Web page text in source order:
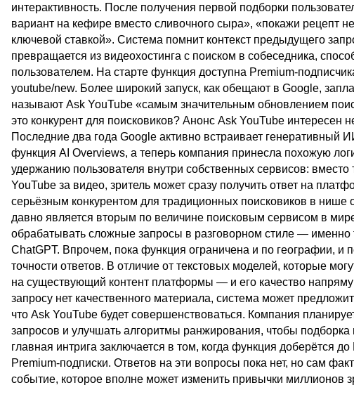
интерактивность. После получения первой подборки
вариант на кефире вместо сливочного сыра», «покажи рецепт
ключевой ставкой». Система помнит контекст предыдущего
превращается из видеохостинга с поиском в собеседника,
пользователем. На старте функция доступна Premium-
youtube/new. Более широкий запуск, как обещают в Google,
называют Ask YouTube «самым значительным обновлением
это конкурент для поисковиков? Анонс Ask YouTube интересен
Последние два года Google активно встраивает генеративный
функция AI Overviews, а теперь компания принесла похожую
удержанию пользователя внутри собственных сервисов: вместо
YouTube за видео, зритель может сразу получить ответ на
серьёзным конкурентом для традиционных поисковиков в
давно является вторым по величине поисковым сервисом в
обрабатывать сложные запросы в разговорном стиле — именно
ChatGPT. Впрочем, пока функция ограничена и по географии, и
точности ответов. В отличие от текстовых моделей, которые
на существующий контент платформы — и его качество
запросу нет качественного материала, система может
что Ask YouTube будет совершенствоваться. Компания
запросов и улучшать алгоритмы ранжирования, чтобы
главная интрига заключается в том, когда функция доберётся
Premium-подписки. Ответов на эти вопросы пока нет, но сам
событие, которое вполне может изменить привычки миллионов